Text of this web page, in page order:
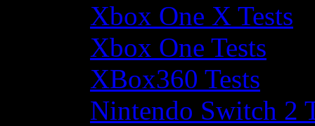
Xbox One X Tests
Xbox One Tests
XBox360 Tests
Nintendo Switch 2